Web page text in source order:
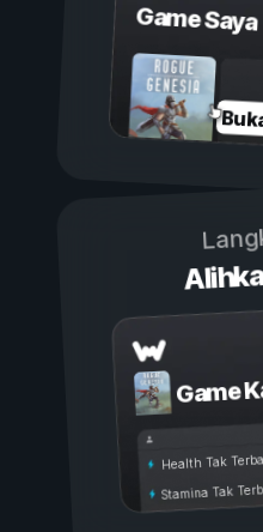
Game Saya
Game
Health Tak
Stamina Tak